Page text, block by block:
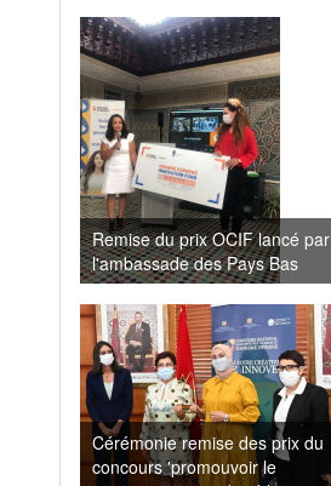
Remise du prix OCIF lancé par
l'ambassade des Pays Bas
Cérémonie remise des prix du
concours 'promouvoir le